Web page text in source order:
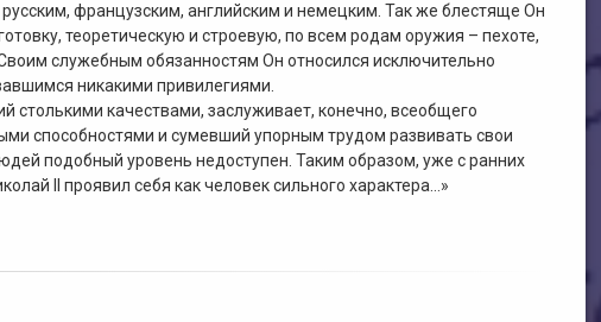
французским, английским и немецким. Так же блестяще Он
теоретическую и строевую, по всем родам оружия – пехоте,
служебным обязанностям Он относился исключительно
никакими привилегиями.
качествами, заслуживает, конечно, всеобщего
способностями и сумевший упорным трудом развивать свои
подобный уровень недоступен. Таким образом, уже с ранних
II проявил себя как человек сильного характера…»